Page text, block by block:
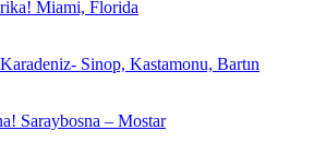
Miami, Florida
Sinop, Kastamonu, Bartın
Saraybosna – Mostar